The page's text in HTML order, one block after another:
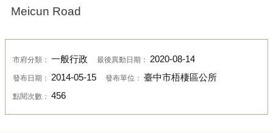
Meicun Road
市府分類： 一般行政 最後異動日期： 2020-08-14
發布日期： 2014-05-15 發布單位： 臺中市梧棲區公所
點閱次數： 456